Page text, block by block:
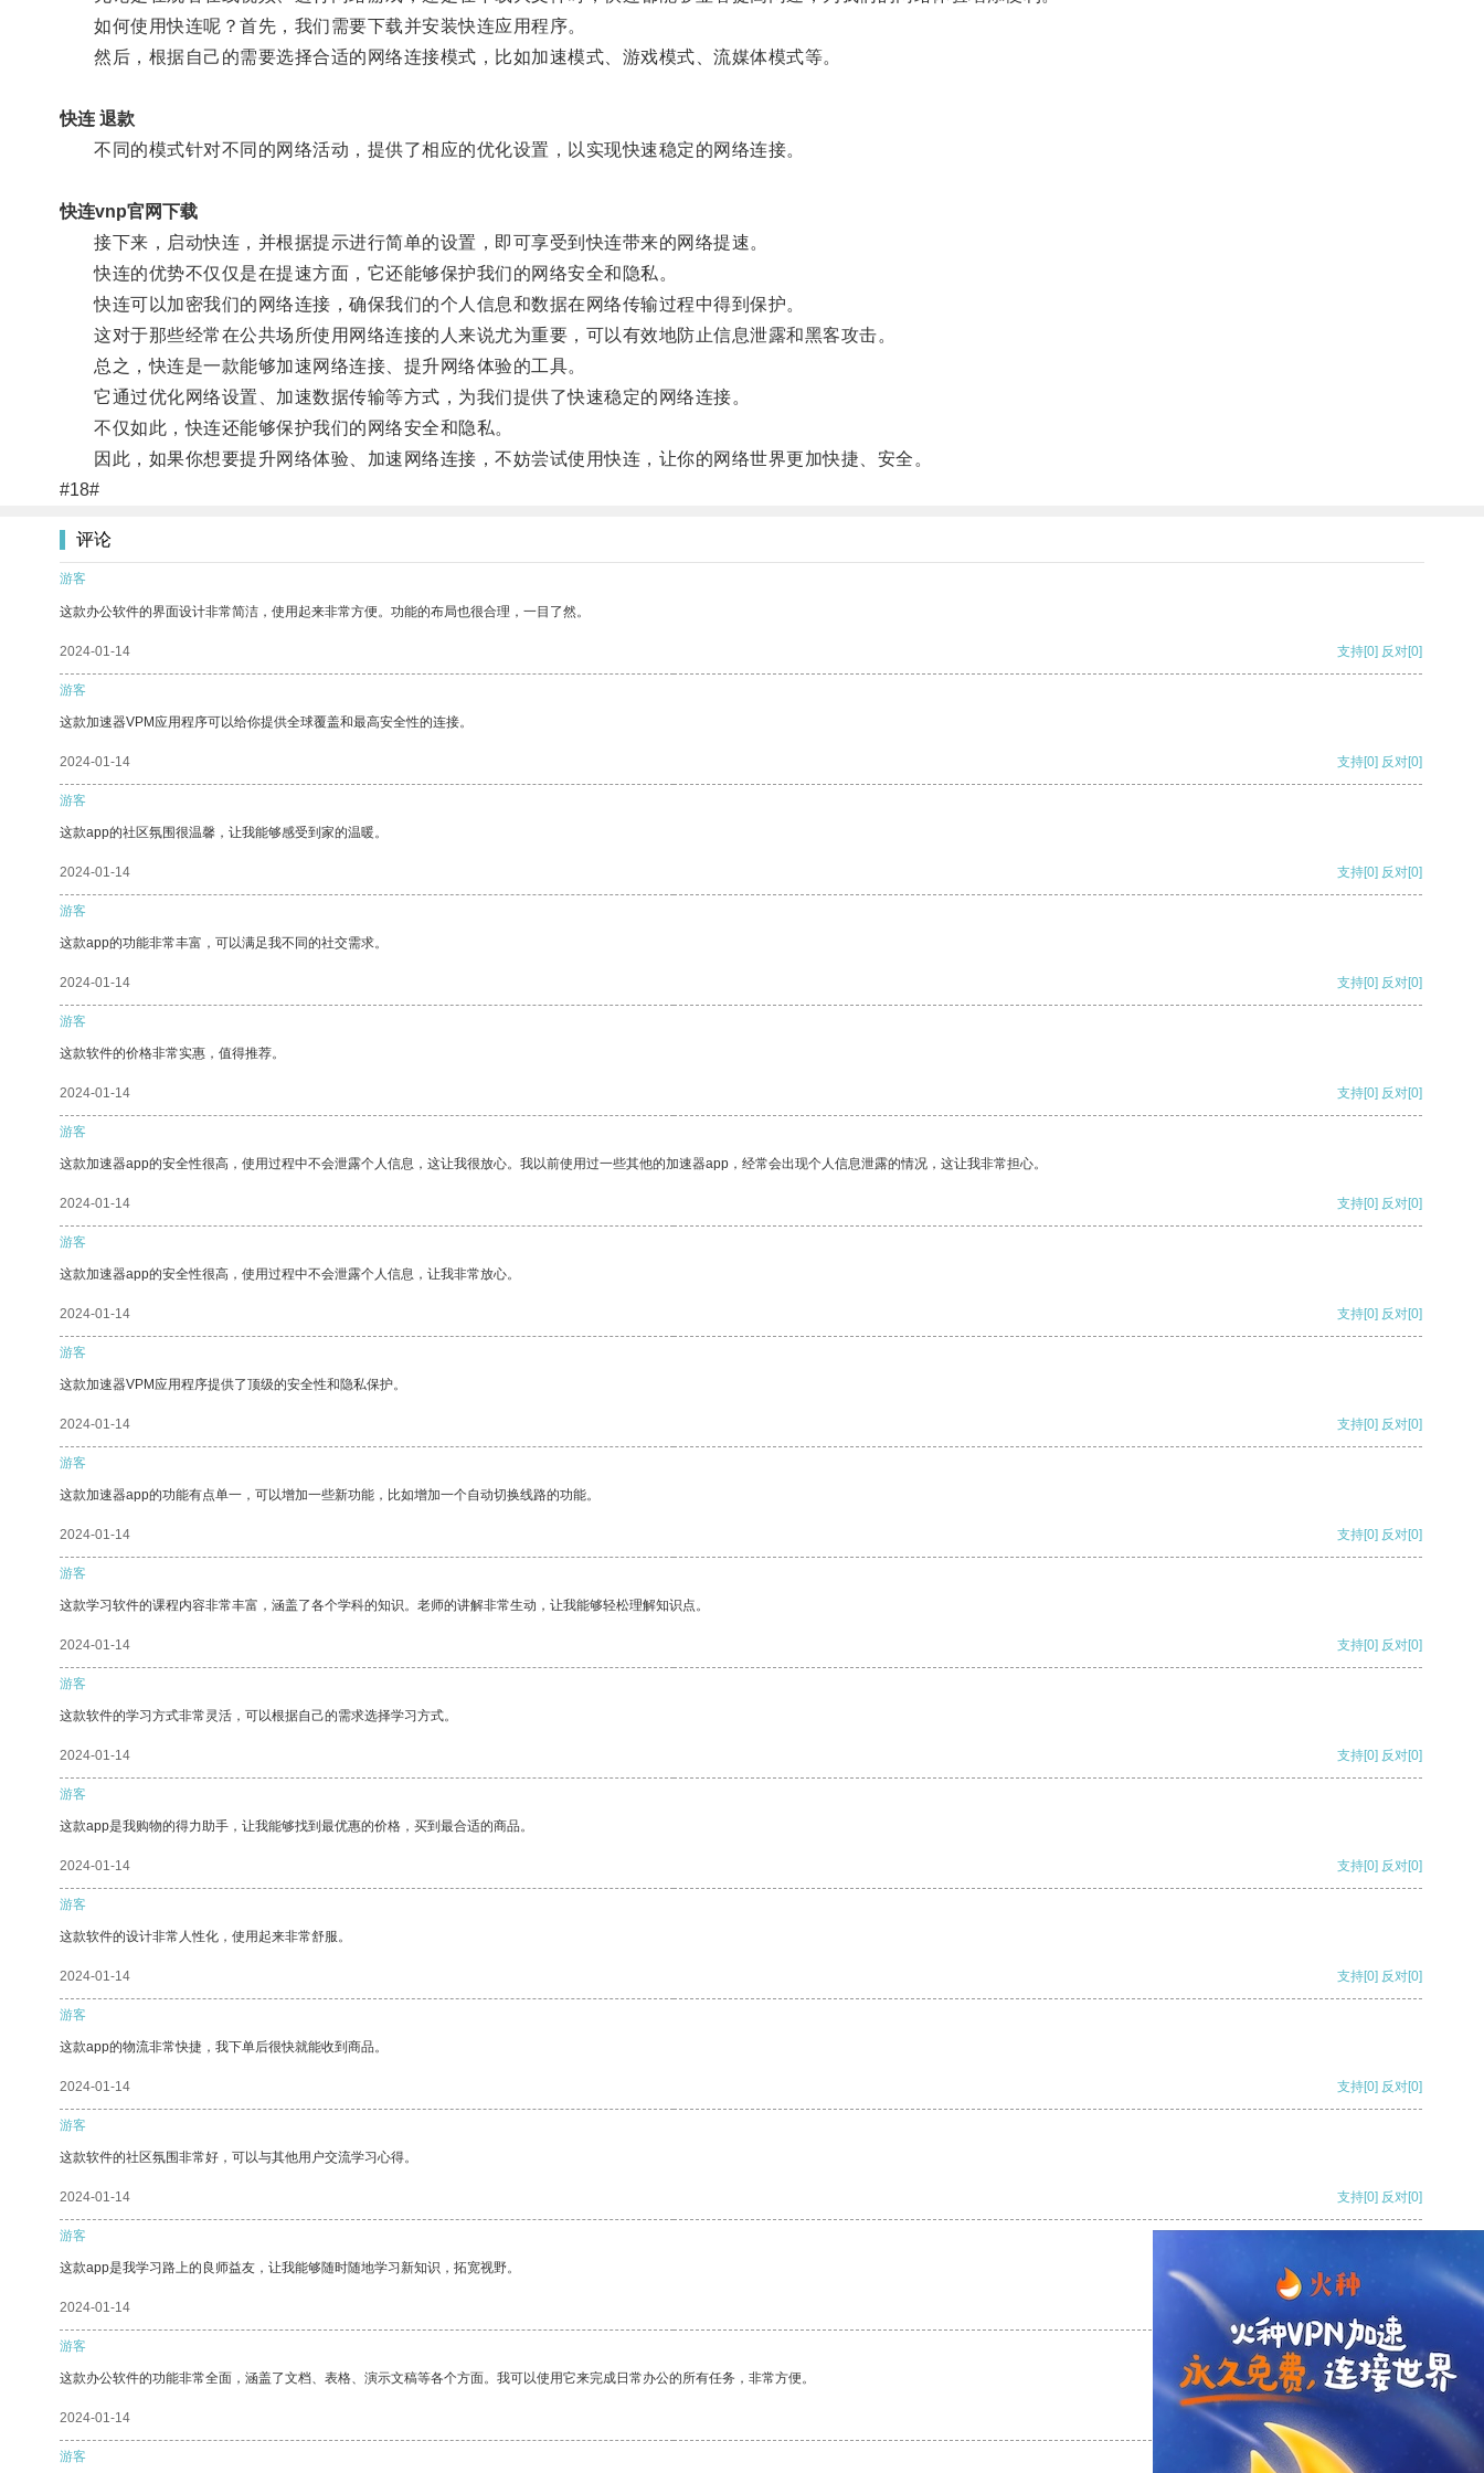
如何使用快连呢？首先，我们需要下载并安装快连应用程序。
然后，根据自己的需要选择合适的网络连接模式，比如加速模式、游戏模式、流媒体模式等。
快连 退款
不同的模式针对不同的网络活动，提供了相应的优化设置，以实现快速稳定的网络连接。
快连vnp官网下载
接下来，启动快连，并根据提示进行简单的设置，即可享受到快连带来的网络提速。
快连的优势不仅仅是在提速方面，它还能够保护我们的网络安全和隐私。
快连可以加密我们的网络连接，确保我们的个人信息和数据在网络传输过程中得到保护。
这对于那些经常在公共场所使用网络连接的人来说尤为重要，可以有效地防止信息泄露和黑客攻击。
总之，快连是一款能够加速网络连接、提升网络体验的工具。
它通过优化网络设置、加速数据传输等方式，为我们提供了快速稳定的网络连接。
不仅如此，快连还能够保护我们的网络安全和隐私。
因此，如果你想要提升网络体验、加速网络连接，不妨尝试使用快连，让你的网络世界更加快捷、安全。
#18#
评论
游客
这款办公软件的界面设计非常简洁，使用起来非常方便。功能的布局也很合理，一目了然。
2024-01-14 支持[0] 反对[0]
游客
这款加速器VPM应用程序可以给你提供全球覆盖和最高安全性的连接。
2024-01-14 支持[0] 反对[0]
游客
这款app的社区氛围很温馨，让我能够感受到家的温暖。
2024-01-14 支持[0] 反对[0]
游客
这款app的功能非常丰富，可以满足我不同的社交需求。
2024-01-14 支持[0] 反对[0]
游客
这款软件的价格非常实惠，值得推荐。
2024-01-14 支持[0] 反对[0]
游客
这款加速器app的安全性很高，使用过程中不会泄露个人信息，这让我很放心。我以前使用过一些其他的加速器app，经常会出现个人信息泄露的情况，这让我非常担心。
2024-01-14 支持[0] 反对[0]
游客
这款加速器app的安全性很高，使用过程中不会泄露个人信息，让我非常放心。
2024-01-14 支持[0] 反对[0]
游客
这款加速器VPM应用程序提供了顶级的安全性和隐私保护。
2024-01-14 支持[0] 反对[0]
游客
这款加速器app的功能有点单一，可以增加一些新功能，比如增加一个自动切换线路的功能。
2024-01-14 支持[0] 反对[0]
游客
这款学习软件的课程内容非常丰富，涵盖了各个学科的知识。老师的讲解非常生动，让我能够轻松理解知识点。
2024-01-14 支持[0] 反对[0]
游客
这款软件的学习方式非常灵活，可以根据自己的需求选择学习方式。
2024-01-14 支持[0] 反对[0]
游客
这款app是我购物的得力助手，让我能够找到最优惠的价格，买到最合适的商品。
2024-01-14 支持[0] 反对[0]
游客
这款软件的设计非常人性化，使用起来非常舒服。
2024-01-14 支持[0] 反对[0]
游客
这款app的物流非常快捷，我下单后很快就能收到商品。
2024-01-14 支持[0] 反对[0]
游客
这款软件的社区氛围非常好，可以与其他用户交流学习心得。
2024-01-14 支持[0] 反对[0]
游客
这款app是我学习路上的良师益友，让我能够随时随地学习新知识，拓宽视野。
2024-01-14
游客
这款办公软件的功能非常全面，涵盖了文档、表格、演示文稿等各个方面。我可以使用它来完成日常办公的所有任务，非常方便。
2024-01-14 反对
游客